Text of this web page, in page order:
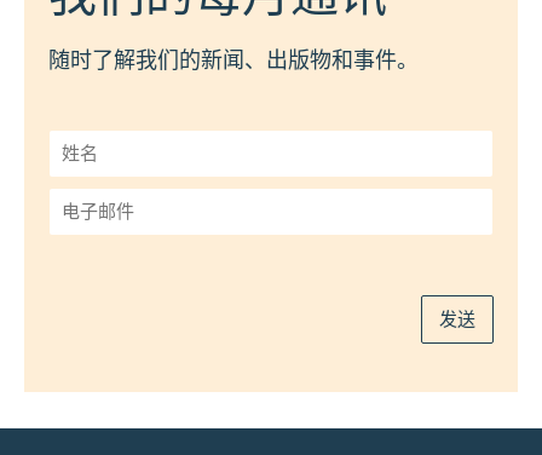
随时了解我们的新闻、出版物和事件。
姓
名
*
子
发送